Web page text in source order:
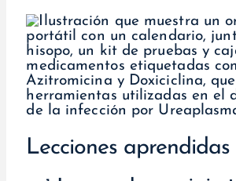
Lecciones aprendidas